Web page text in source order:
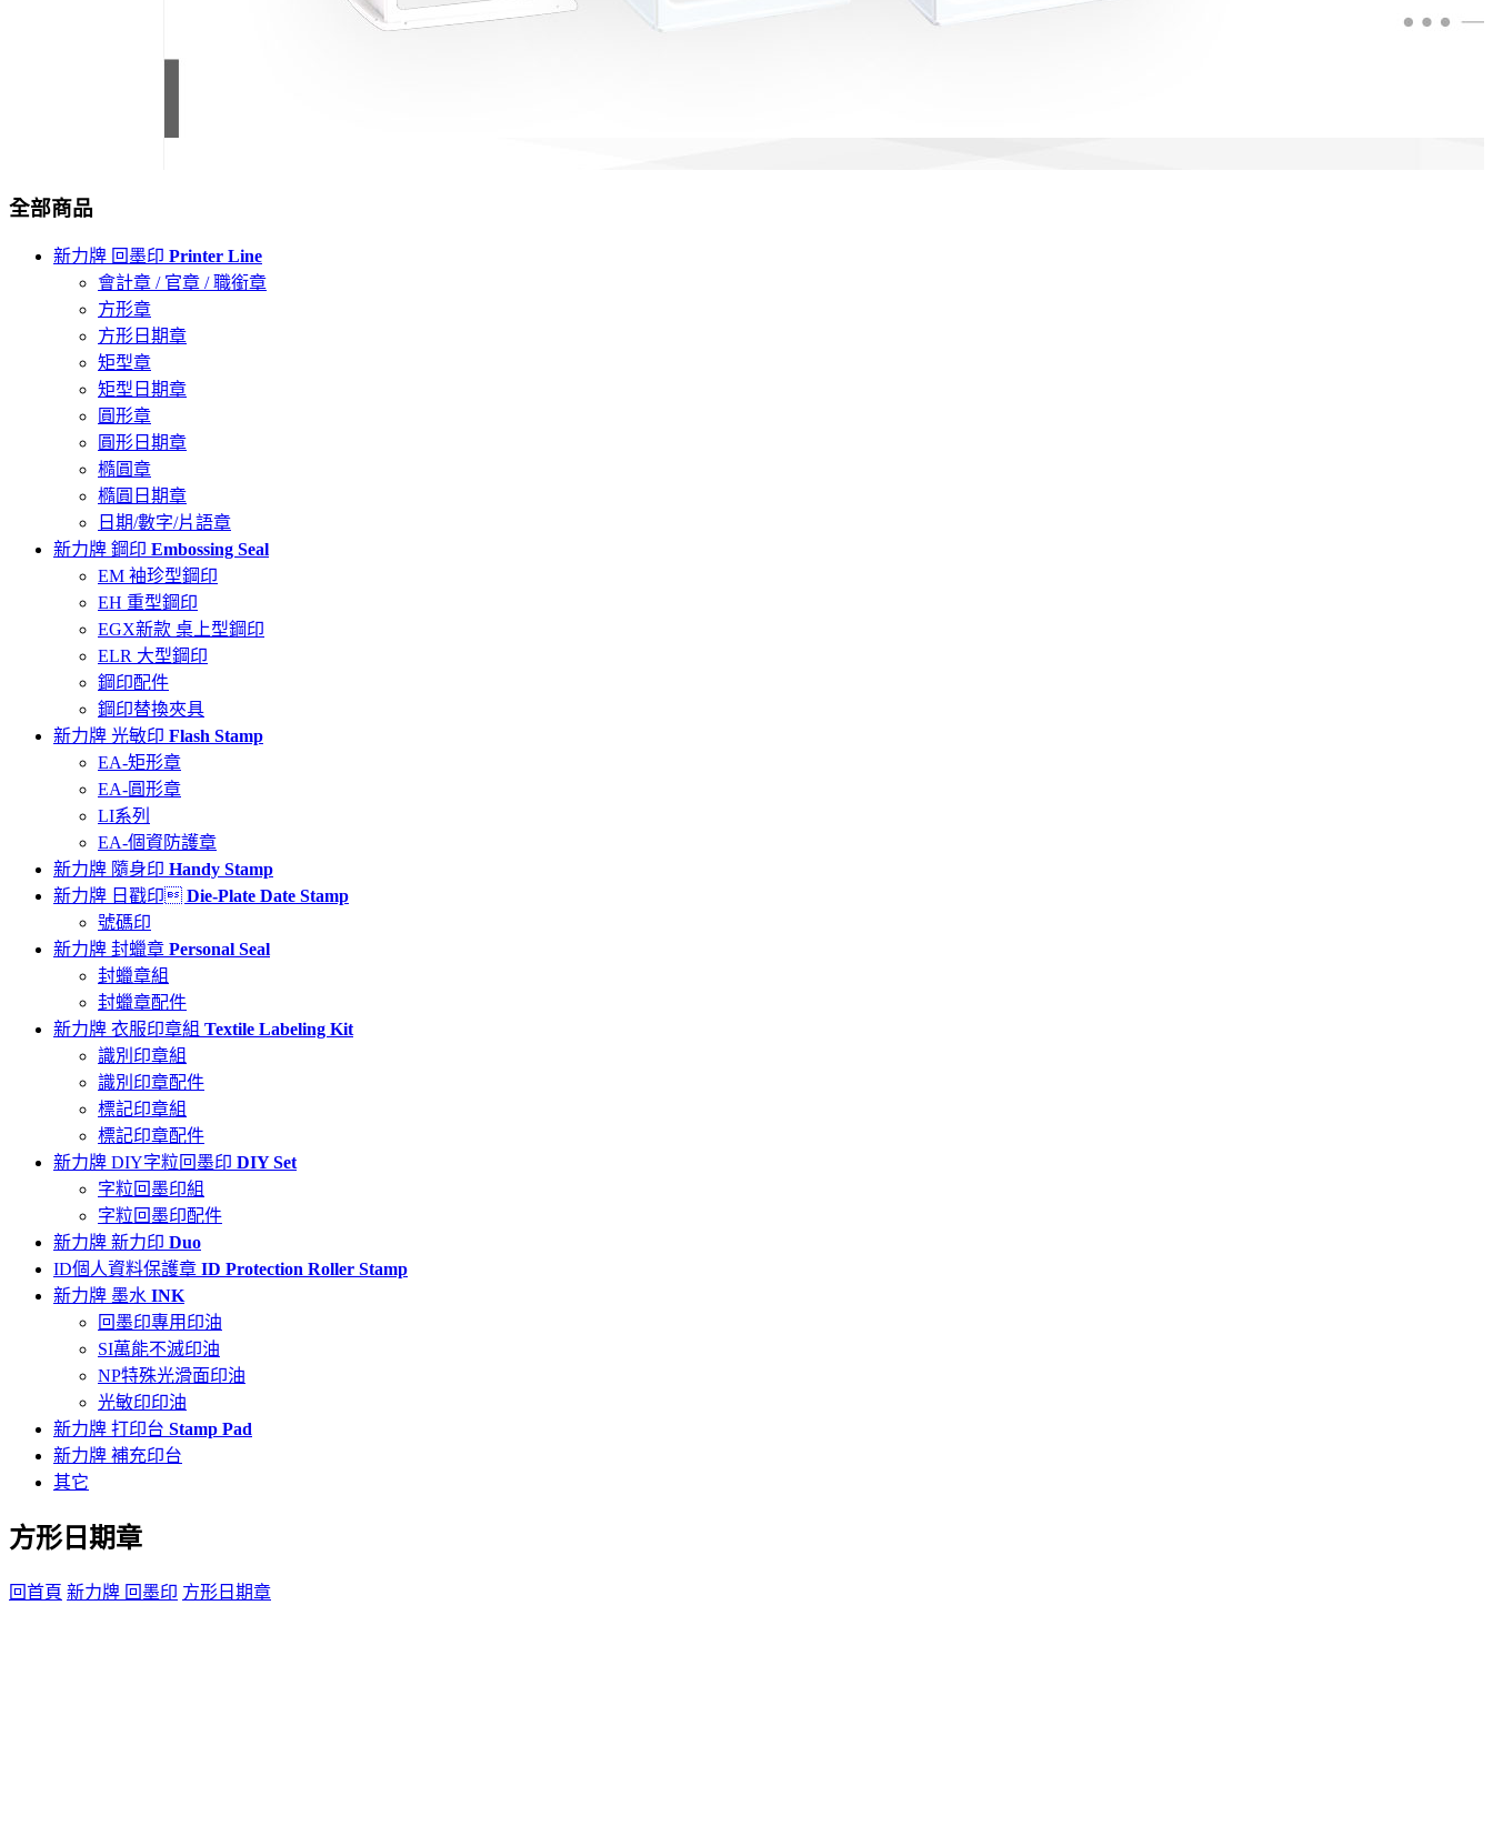
全部商品
新力牌 回墨印 Printer Line
會計章 / 官章 / 職銜章
方形章
方形日期章
矩型章
矩型日期章
圓形章
圓形日期章
橢圓章
橢圓日期章
日期/數字/片語章
新力牌 鋼印 Embossing Seal
EM 袖珍型鋼印
EH 重型鋼印
EGX新款 桌上型鋼印
ELR 大型鋼印
鋼印配件
鋼印替換夾具
新力牌 光敏印 Flash Stamp
EA-矩形章
EA-圓形章
LI系列
EA-個資防護章
新力牌 隨身印 Handy Stamp
新力牌 日戳印 Die-Plate Date Stamp
號碼印
新力牌 封蠟章 Personal Seal
封蠟章組
封蠟章配件
新力牌 衣服印章組 Textile Labeling Kit
識別印章組
識別印章配件
標記印章組
標記印章配件
新力牌 DIY字粒回墨印 DIY Set
字粒回墨印組
字粒回墨印配件
新力牌 新力印 Duo
ID個人資料保護章 ID Protection Roller Stamp
新力牌 墨水 INK
回墨印專用印油
SI萬能不滅印油
NP特殊光滑面印油
光敏印印油
新力牌 打印台 Stamp Pad
新力牌 補充印台
其它
方形日期章
回首頁 新力牌 回墨印 方形日期章